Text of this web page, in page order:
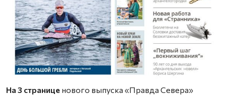
На 3 странице нового выпуска «Правда Севера»